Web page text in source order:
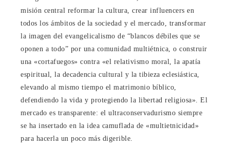
misión central reformar la cultura, crear influencers en
todos los ámbitos de la sociedad y el mercado, transformar
la imagen del evangelicalismo de “blancos débiles que se
oponen a todo” por una comunidad multiétnica, o construir
una «cortafuegos» contra «el relativismo moral, la apatía
espiritual, la decadencia cultural y la tibieza eclesiástica,
elevando al mismo tiempo el matrimonio bíblico,
defendiendo la vida y protegiendo la libertad religiosa». El
mercado es transparente: el ultraconservadurismo siempre
se ha insertado en la idea camuflada de «multietnicidad»
para hacerla un poco más digerible.